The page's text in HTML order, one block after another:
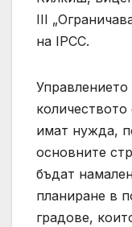
III
на IPCC.
количеството
имат нужда,
основните
бъдат
планиране в
градове,